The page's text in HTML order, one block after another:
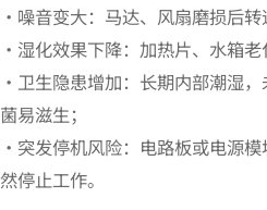
・噪音变大：马达、风扇磨损后转
・湿化效果下降：加热片、水箱老
・卫生隐患增加：长期内部潮湿
菌易滋生；
・突发停机风险：电路板或电源
然停止工作。